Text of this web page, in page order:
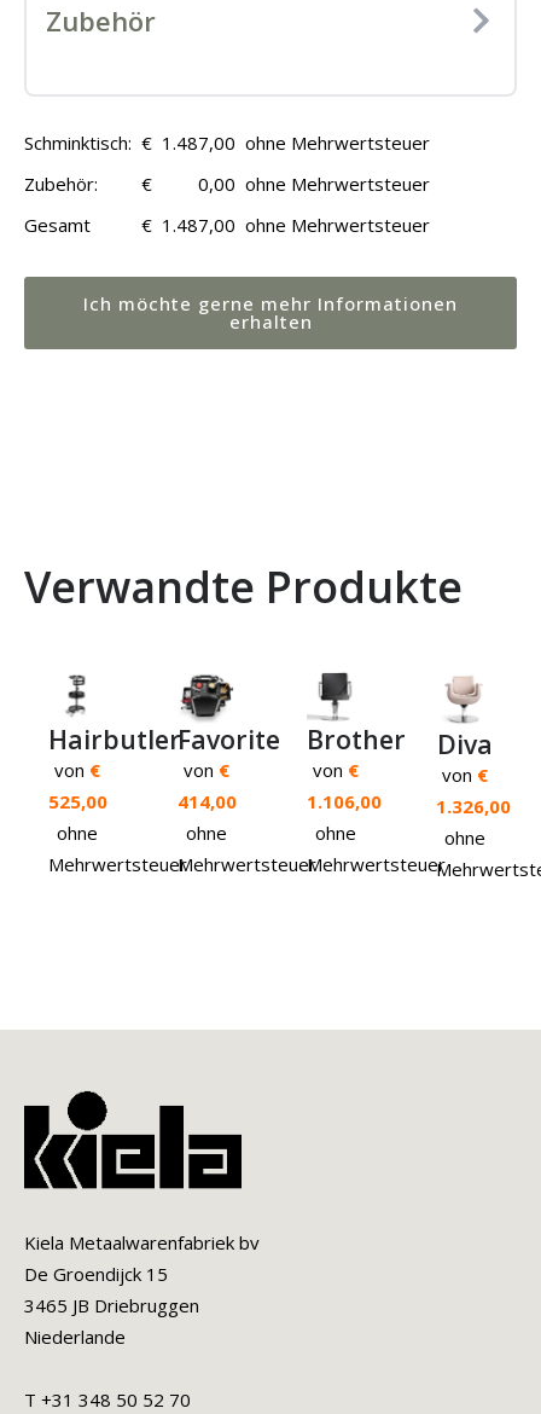
Zubehör
Schminktisch: € 1.487,00 ohne Mehrwertsteuer
Zubehör:
€ 0,00 ohne Mehrwertsteuer
Gesamt
€ 1.487,00 ohne Mehrwertsteuer
Ich möchte gerne mehr Informationen
erhalten
Verwandte Produkte
Hairbutler
von €
525,00
ohne
Mehrwertsteuer
Favorite
von €
414,00
ohne
Mehrwertsteuer
Brother
von €
1.106,00
ohne
Mehrwertsteuer
Diva
von €
1.326,00
ohne
Kiela Metaalwarenfabriek bv
De Groendijck 15
3465 JB Driebruggen
Niederlande
T +31 348 50 52 70